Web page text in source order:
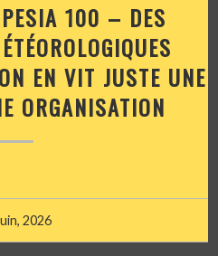
100 – DES
EN VIT JUSTE UNE
ORGANISATION
2026